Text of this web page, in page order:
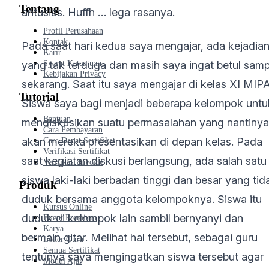
antusias. Huffh … lega rasanya.
Pada saat hari kedua saya mengajar, ada kejadian
yang tak terduga dan masih saya ingat betul
sekarang. Saat itu saya mengajar di kelas XI
Siswa saya bagi menjadi beberapa kelompok
mendiskusikan suatu permasalahan yang nantinya
akan mereka presentasikan di depan kelas. Pada
saat kegiatan diskusi berlangsung, ada salah satu
siswa laki-laki berbadan tinggi dan besar yang
duduk bersama anggota kelompoknya. Siswa itu
duduk di kelompok lain sambil bernyanyi dan
bermain gitar. Melihat hal tersebut, sebagai guru
tentunya saya mengingatkan siswa tersebut agar
Tentang
Profil Perusahaan
Kontak
Karir
Syarat Ketentuan
Kebijakan Privacy
Tutorial
Bantuan
Cara Pembayaran
Cara Dapat Sertifikat
Verifikasi Sertifikat
Verifikasi Invoice
Produk
Kursus Online
Event Premium
Karya
Loker Guru
Semua Sertifikat
Modul Ajar